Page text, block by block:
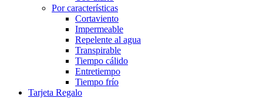
Por características
Cortaviento
Impermeable
Repelente al agua
Transpirable
Tiempo cálido
Entretiempo
Tiempo frío
Tarjeta Regalo